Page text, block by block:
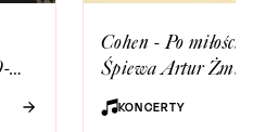
Cohen - Po miłości
Śpiewa Artur
KONCERTY